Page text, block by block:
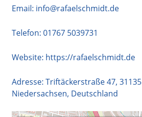
Email: info@rafaelschmidt.de
Telefon: 01767 5039731
Website: https://rafaelschmidt.de
Adresse: Triftäckerstraße 47, 31135
Niedersachsen, Deutschland